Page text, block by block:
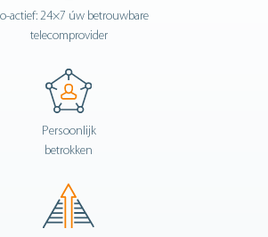
actief: 24×7 úw betrouwbare
telecomprovider
Persoonlijk
betrokken